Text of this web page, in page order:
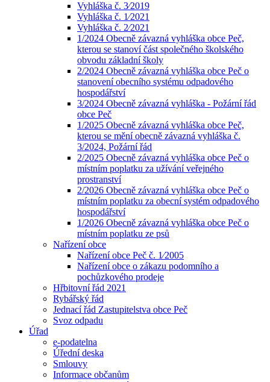
Vyhláška č. 3⁄2019
Vyhláška č. 1⁄2021
Vyhláška č. 2⁄2021
1/2024 Obecně závazná vyhláška obce Peč,
kterou se stanoví část společného školského
obvodu základní školy
2/2024 Obecně závazná vyhláška obce Peč o
stanovení obecního systému odpadového
hospodářství
3/2024 Obecně závazná vyhláška - Požární řád
obce Peč
1/2025 Obecně závazná vyhláška obce Peč,
kterou se mění obecně závazná vyhláška č.
3/2024, Požární řád
2/2025 Obecně závazná vyhláška obce Peč o
místním poplatku za užívání veřejného
prostranství
2/2026 Obecně závazná vyhláška obce Peč o
místním poplatku za obecní systém odpadového
hospodářství
1/2026 Obecně závazná vyhláška obce Peč o
místním poplatku ze psů
Nařízení obce
Nařízení obce Peč č. 1⁄2005
Nařízení obce o zákazu podomního a
pochůzkového prodeje
Hřbitovní řád 2021
Rybářský řád
Jednací řád Zastupitelstva obce Peč
Svoz odpadu
Úřad
e-podatelna
Úřední deska
Smlouvy
Informace občanům